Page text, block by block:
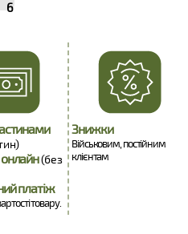
6
(без
платіж
товару.
Знижки
Військовим, постійним
клієнтам